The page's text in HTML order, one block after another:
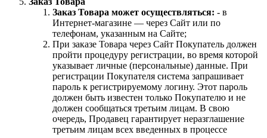
Заказ Товара может осуществляться: - в
Интернет-магазине — через Сайт или по
телефонам, указанным на Сайте;
При заказе Товара через Сайт Покупатель должен
пройти процедуру регистрации, во время которой
указывает личные (персональные) данные. При
регистрации Покупателя система запрашивает
пароль к регистрируемому логину. Этот пароль
должен быть известен только Покупателю и не
должен сообщаться третьим лицам. В свою
очередь, Продавец гарантирует неразглашение
третьим лицам всех введенных в процессе